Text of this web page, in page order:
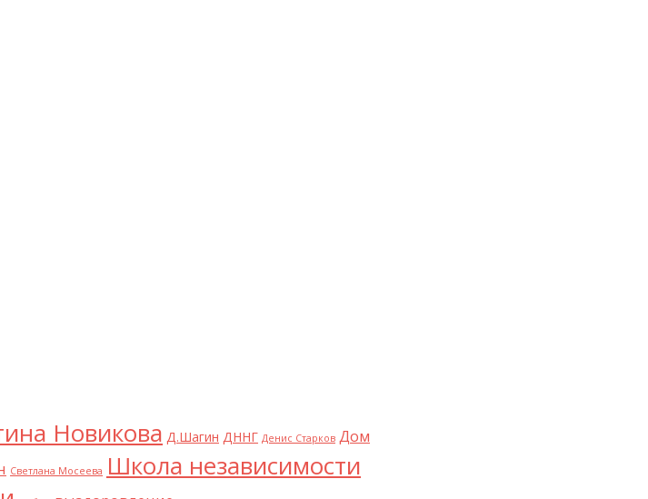
Новикова Д.Шагин ДННГ Денис Старков Дом
Светлана Мосеева Школа независимости